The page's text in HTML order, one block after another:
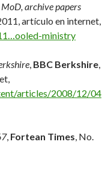
archive papers
artículo en internet,
ministry
, BBC Berkshire,
articles/2008/12/04
, Fortean Times, No.